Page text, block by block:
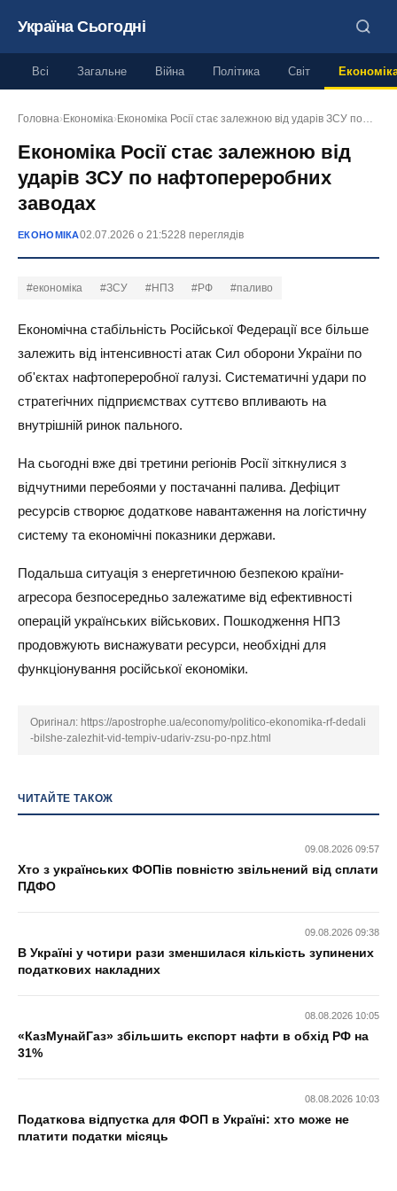
Україна Сьогодні
Всі Загальне Війна Політика Світ
Головна› Економіка› Економіка Росії стає залежною від ударів ЗСУ по…
Економіка Росії стає залежною від
ударів ЗСУ по нафтопереробних
заводах
ЕКОНОМІКА02.07.2026 о 21:5228 переглядів
#економіка #ЗСУ #НПЗ #РФ #паливо
Економічна стабільність Російської Федерації все більше
залежить від інтенсивності атак Сил оборони України по
об'єктах нафтопереробної галузі. Систематичні удари по
стратегічних підприємствах суттєво впливають на
внутрішній ринок пального.
На сьогодні вже дві третини регіонів Росії зіткнулися з
відчутними перебоями у постачанні палива. Дефіцит
ресурсів створює додаткове навантаження на логістичну
систему та економічні показники держави.
Подальша ситуація з енергетичною безпекою країни-
агресора безпосередньо залежатиме від ефективності
операцій українських військових. Пошкодження НПЗ
продовжують виснажувати ресурси, необхідні для
функціонування російської економіки.
Оригінал: https://apostrophe.ua/economy/politico-ekonomika-rf-dedali
-bilshe-zalezhit-vid-tempiv-udariv-zsu-po-npz.html
ЧИТАЙТЕ ТАКОЖ
09.08.2026 09:57
Хто з українських ФОПів повністю звільнений від сплати
ПДФО
09.08.2026 09:38
В Україні у чотири рази зменшилася кількість зупинених
податкових накладних
08.08.2026 10:05
«КазМунайГаз» збільшить експорт нафти в обхід РФ на
31%
08.08.2026 10:03
Податкова відпустка для ФОП в Україні: хто може не
платити податки місяць